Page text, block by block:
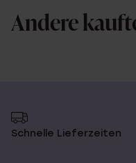
Andere
Schnelle Lieferzeiten